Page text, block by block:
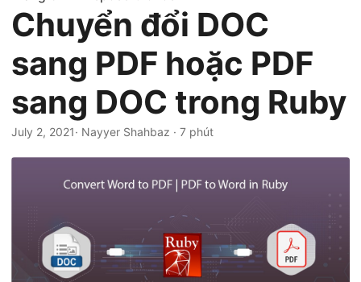
đ
i
i
ề
u
Chuyển đổi DOC
sang PDF hoặc PDF
sang DOC trong Ruby
July 2, 2021· Nayyer Shahbaz · 7 phút